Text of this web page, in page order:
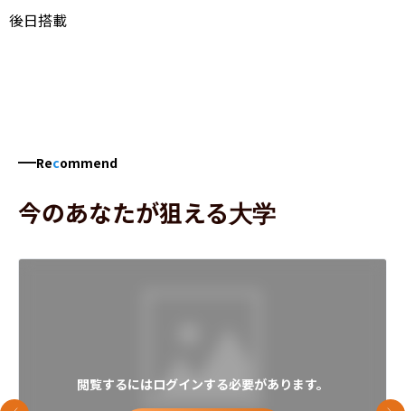
後日搭載
Recommend
今のあなたが狙える大学
閲覧するにはログインする必要があります。